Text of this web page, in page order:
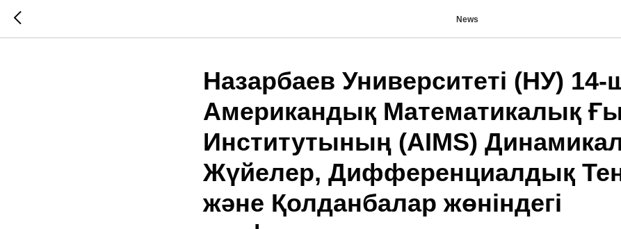
News
Назарбаев Университеті (НУ) 14-
Американдық Математикалық
Институтының (AIMS)
Жүйелер, Дифференциалдық
және Қолданбалар жөніндегі